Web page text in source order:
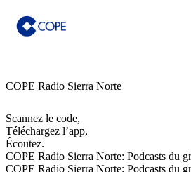
COPE Radio Sierra Norte
Scannez le code,
Téléchargez l’app,
Écoutez.
COPE Radio Sierra Norte: Podcasts du
COPE Radio Sierra Norte: Podcasts du